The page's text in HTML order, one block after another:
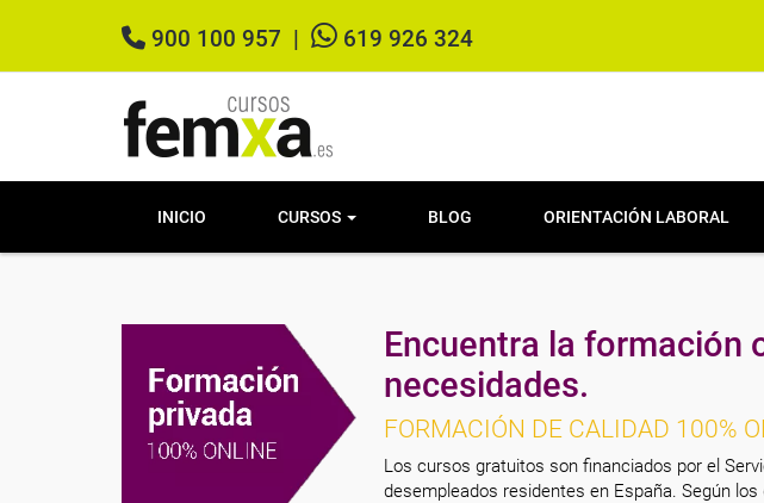
900 100 957 619 926 324
INICIO CURSOS BLOG ORIENTACIÓN LABORAL
Encuentra la formación
necesidades.
FORMACIÓN DE CALIDAD 100%
Los cursos gratuitos son financiados por el
desempleados residentes en España. Según